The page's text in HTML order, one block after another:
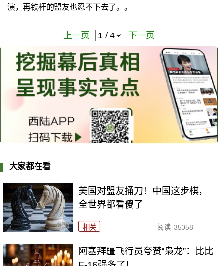
演，再铁杆的盟友也忍不下去了。。
上一页 下一页
大家都在看
美国对盟友捅刀！中国这步棋，
全世界都看傻了
相关 阅读 35058
阿塞拜疆飞行员夸赞“枭龙”：比比